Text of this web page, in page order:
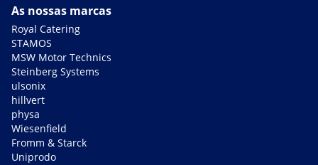
As nossas marcas
Royal Catering
STAMOS
MSW Motor Technics
Steinberg Systems
ulsonix
hillvert
physa
Wiesenfield
Fromm & Starck
Uniprodo